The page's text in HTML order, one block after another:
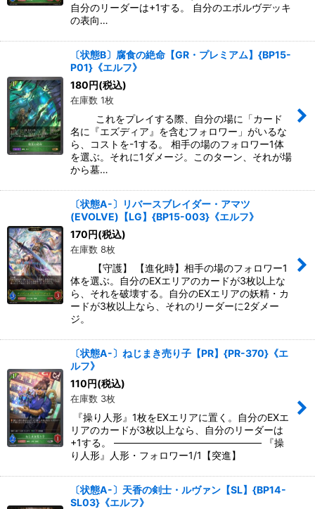
自分のリーダーは+1する。 自分のエボルヴデッキ
の表向…
〔状態B〕腐食の絶命【GR・プレミアム】{BP15-
P01}《エルフ》
180円(税込)
在庫数 1枚
これをプレイする際、自分の場に「カード
名に『エズディア』を含むフォロワー」がいるな
ら、コストを-1する。 相手の場のフォロワー1体
を選ぶ。それに1ダメージ。このターン、それが場
から墓…
〔状態A-〕リバースブレイダー・アマツ
(EVOLVE)【LG】{BP15-003}《エルフ》
170円(税込)
在庫数 8枚
【守護】 【進化時】相手の場のフォロワー1
体を選ぶ。自分のEXエリアのカードが3枚以上な
ら、それを破壊する。自分のEXエリアの妖精・カ
ードが3枚以上なら、それのリーダーに2ダメー
ジ。
〔状態A-〕ねじまき売り子【PR】{PR-370}《エ
ルフ》
110円(税込)
在庫数 3枚
『操り人形』1枚をEXエリアに置く。自分のEXエ
リアのカードが3枚以上なら、自分のリーダーは
+1する。 ――――――――――――――― 『操
り人形』人形・フォロワー1/1【突進】
〔状態A-〕天香の剣士・ルヴァン【SL】{BP14-
SL03}《エルフ》